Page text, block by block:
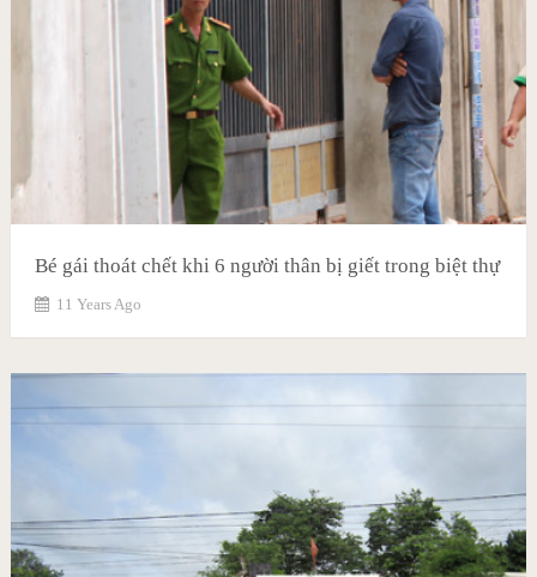
Bé gái thoát chết khi 6 người thân bị giết trong biệt thự
11 Years Ago